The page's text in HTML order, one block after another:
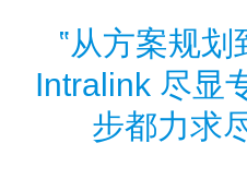
从方案规划
Intralink 尽显
步都力求